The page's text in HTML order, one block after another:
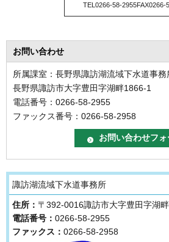
TEL0266-58-2955FAX0266-
お問い合わせ
所属課室：長野県諏訪湖流域下水道事
長野県諏訪市大字豊田字湖畔1866-1
電話番号：0266-58-2955
ファックス番号：0266-58-2958
諏訪湖流域下水道事務所
住所： 〒392-0016諏訪市大字豊田字湖
電話番号： 0266-58-2955
ファックス： 0266-58-2958